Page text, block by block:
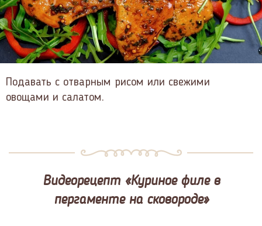
Подавать с отварным рисом или свежими
овощами и салатом.
Видеорецепт «Куриное филе в
пергаменте на сковороде»